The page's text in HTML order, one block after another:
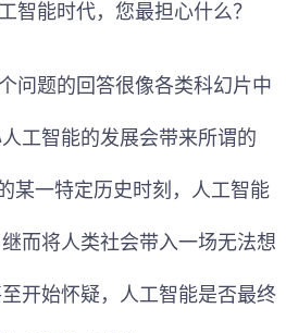
智能时代，您最担心什么？
问题的回答很像各类科幻片中
工智能的发展会带来所谓的
某一特定历史时刻，人工智能
而将人类社会带入一场无法想
开始怀疑，人工智能是否最终